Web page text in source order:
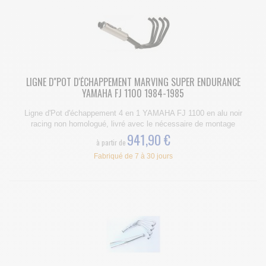
LIGNE D''POT D'ÉCHAPPEMENT MARVING SUPER ENDURANCE
YAMAHA FJ 1100 1984-1985
Ligne d'Pot d'échappement 4 en 1 YAMAHA FJ 1100 en alu noir
racing non homologué, livré avec le nécessaire de montage
à partir de 941,90 €
Fabriqué de 7 à 30 jours